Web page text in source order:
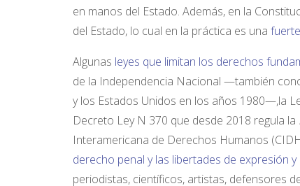
en manos del Estado. Además, en la
del Estado, lo cual en la práctica es una
Algunas leyes que limitan los derechos
de la Independencia Nacional —también
y los Estados Unidos en los años 1980—,la
Decreto Ley N 370 que desde 2018 regula la
Interamericana de Derechos Humanos
derecho penal y las libertades de expresión
periodistas, científicos, artistas, defensores